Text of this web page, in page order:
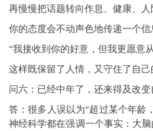
再慢慢把话题转向作息、健康、人
你的态度会不动声色地传递一个信
“我接收到你的好意，但我更愿意
这样既保留了人情，又守住了自己
问六：已经中年了，还来得及改变
答：很多人误以为“超过某个年龄
神经科学都在强调一个事实：大